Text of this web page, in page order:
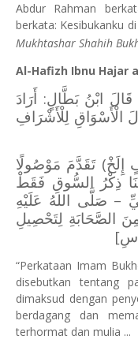
Abdur Rahman
berkata: Kesibukanku
Mukhtashar Shahih
Al-Hafizh Ibnu Hajar
ابْنُ بَطَّالٍ: أَرَادَ
الْأَسْوَاقِ لِلْأَشْرَافِ
إِلَخْ) تَقَدَّمَ مَوْصُولًا
ذِكْرُ السُّوقِ فَقَطْ
– صَلَّى اللهُ عَلَيْهِ
الصَّحَابَةِ لِتَحْصِيلِ
“Perkataan Imam
disebutkan tentang
dimaksud dengan
berdagang dan
terhormat dan mulia ...